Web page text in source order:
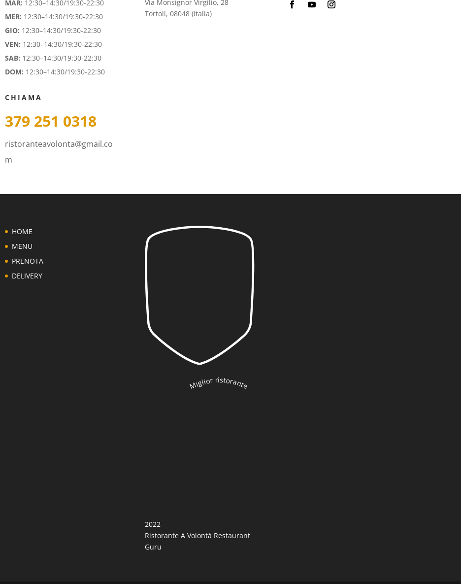
MAR: 12:30–14:30/19:30-22:30
MER: 12:30–14:30/19:30-22:30
GIO: 12:30–14:30/19:30-22:30
VEN: 12:30–14:30/19:30-22:30
SAB: 12:30–14:30/19:30-22:30
DOM: 12:30–14:30/19:30-22:30
CHIAMA
379 251 0318
ristoranteavolonta@gmail.co
m
Via Monsignor Virgilio, 28
Tortolì, 08048 (Italia)
HOME
MENU
PRENOTA
DELIVERY
Miglior ristorante
2022
Ristorante A Volontà Restaurant
Guru